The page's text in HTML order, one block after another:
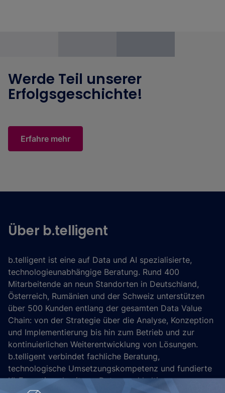
Werde Teil unserer
Erfolgsgeschichte!
Erfahre mehr
Über b.telligent
b.telligent ist eine auf Data und AI spezialisierte,
technologieunabhängige Beratung. Rund 400
Mitarbeitende an neun Standorten in Deutschland,
Österreich, Rumänien und der Schweiz unterstützen
über 500 Kunden entlang der gesamten Data Value
Chain: von der Strategie über die Analyse, Konzeption
und Implementierung bis hin zum Betrieb und zur
kontinuierlichen Weiterentwicklung von Lösungen.
b.telligent verbindet fachliche Beratung,
technologische Umsetzungskompetenz und fundierte
KI-Expertise, damit aus Daten nachhaltiger